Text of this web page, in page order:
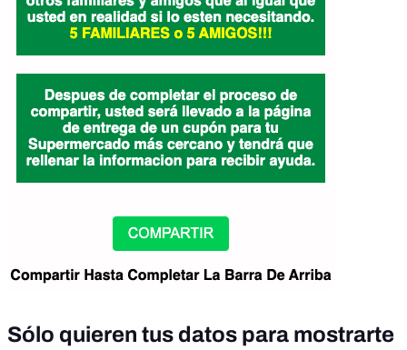
Sólo quieren tus datos para mostrarte